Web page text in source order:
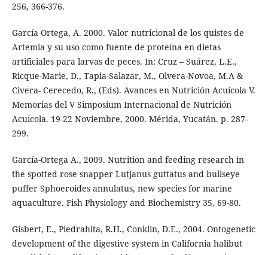
256, 366-376.
García Ortega, A. 2000. Valor nutricional de los quistes de
Artemia y su uso como fuente de proteína en dietas
artificiales para larvas de peces. In: Cruz – Suárez, L.E.,
Ricque-Marie, D., Tapia-Salazar, M., Olvera-Novoa, M.A &
Civera- Cerecedo, R., (Eds). Avances en Nutrición Acuícola V.
Memorias del V Simposium Internacional de Nutrición
Acuícola. 19-22 Noviembre, 2000. Mérida, Yucatán. p. 287-
299.
García-Ortega A., 2009. Nutrition and feeding research in
the spotted rose snapper Lutjanus guttatus and bullseye
puffer Sphoeroides annulatus, new species for marine
aquaculture. Fish Physiology and Biochemistry 35, 69-80.
Gisbert, E., Piedrahita, R.H., Conklin, D.E., 2004. Ontogenetic
development of the digestive system in California halibut